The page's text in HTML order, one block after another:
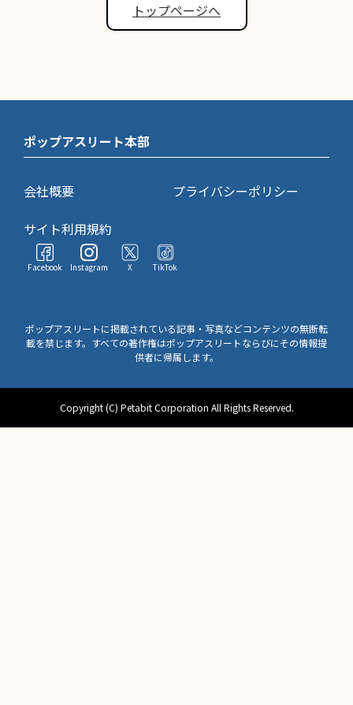
トップページへ
ポップアスリート本部
会社概要
プライバシーポリシー
サイト利用規約
Facebook Instagram X TikTok
ポップアスリートに掲載されている記事・写真などコンテンツの無断転
載を禁じます。すべての著作権はポップアスリートならびにその情報提
供者に帰属します。
Copyright (C) Petabit Corporation All Rights Reserved.